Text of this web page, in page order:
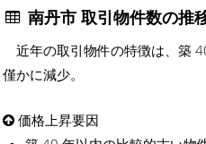
南丹市 取引物件数の推
近年の取引物件の特徴は、築
僅かに減少。
価格上昇要因